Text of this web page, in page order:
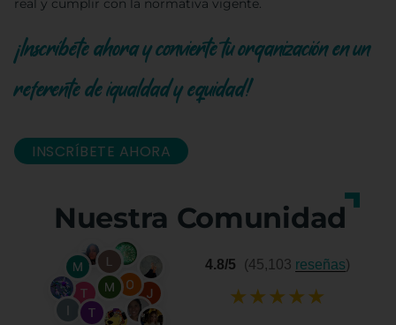
real y cumplir con la normativa vigente.
¡Inscríbete ahora y convierte tu organización en un
referente de igualdad y equidad!
INSCRÍBETE AHORA
Nuestra Comunidad
4.8/5 (45,103 reseñas)
★★★★★